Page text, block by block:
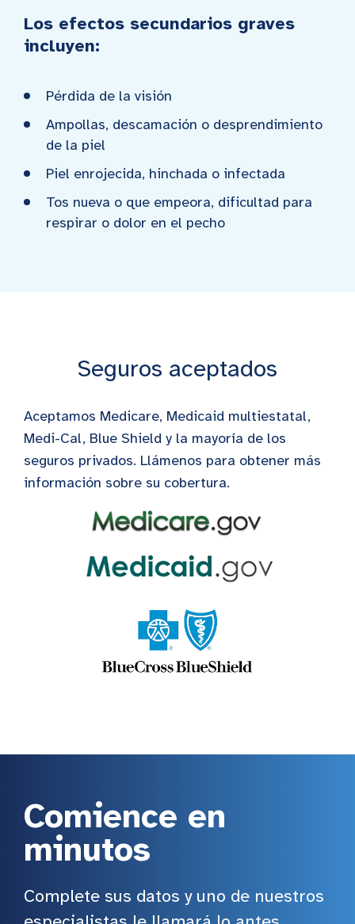
Los efectos secundarios graves
incluyen:
Pérdida de la visión
Ampollas, descamación o desprendimiento
de la piel
Piel enrojecida, hinchada o infectada
Tos nueva o que empeora, dificultad para
respirar o dolor en el pecho
Seguros aceptados
Aceptamos Medicare, Medicaid multiestatal,
Medi-Cal, Blue Shield y la mayoría de los
seguros privados. Llámenos para obtener más
información sobre su cobertura.
Comience en
minutos
Complete sus datos y uno de nuestros